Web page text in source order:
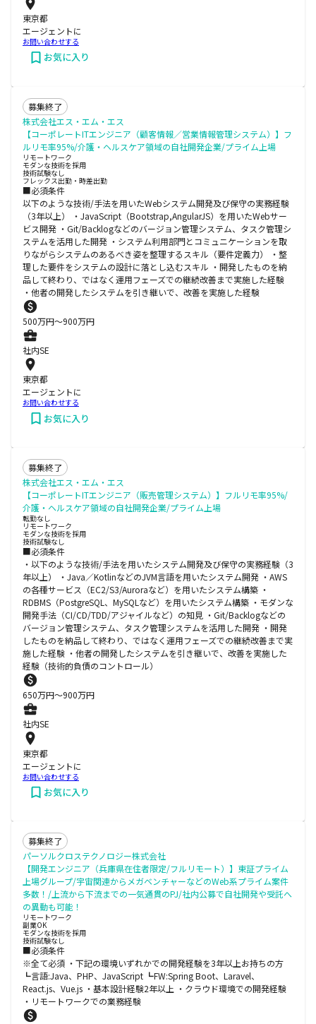
東京都
エージェントに
お問い合わせする
お気に入り
募集終了
株式会社エス・エム・エス
【コーポレートITエンジニア（顧客情報／営業情報管理システム）】フ
ルリモ率95%/介護・ヘルスケア領域の自社開発企業/プライム上場
リモートワーク
モダンな技術を採用
技術試験なし
フレックス出勤・時差出勤
■必須条件
以下のような技術/手法を用いたWebシステム開発及び保守の実務経験
（3年以上） ・JavaScript（Bootstrap,AngularJS）を用いたWebサー
ビス開発 ・Git/Backlogなどのバージョン管理システム、タスク管理シ
ステムを活用した開発 ・システム利用部門とコミュニケーションを取
りながらシステムのあるべき姿を整理するスキル（要件定義力） ・整
理した要件をシステムの設計に落とし込むスキル ・開発したものを納
品して終わり、ではなく運用フェーズでの継続改善まで実施した経験
・他者の開発したシステムを引き継いで、改善を実施した経験
500万円〜900万円
社内SE
東京都
エージェントに
お問い合わせする
お気に入り
募集終了
株式会社エス・エム・エス
【コーポレートITエンジニア（販売管理システム）】フルリモ率95%/
介護・ヘルスケア領域の自社開発企業/プライム上場
転勤なし
リモートワーク
モダンな技術を採用
技術試験なし
■必須条件
・以下のような技術/手法を用いたシステム開発及び保守の実務経験（3
年以上） ・Java／KotlinなどのJVM言語を用いたシステム開発 ・AWS
の各種サービス（EC2/S3/Auroraなど）を用いたシステム構築 ・
RDBMS（PostgreSQL、MySQLなど）を用いたシステム構築 ・モダンな
開発手法（CI/CD/TDD/アジャイルなど）の知見 ・Git/Backlogなどの
バージョン管理システム、タスク管理システムを活用した開発 ・開発
したものを納品して終わり、ではなく運用フェーズでの継続改善まで実
施した経験 ・他者の開発したシステムを引き継いで、改善を実施した
経験（技術的負債のコントロール）
650万円〜900万円
社内SE
東京都
エージェントに
お問い合わせする
お気に入り
募集終了
パーソルクロステクノロジー株式会社
【開発エンジニア（兵庫県在住者限定/フルリモート）】東証プライム
上場グループ/宇宙関連からメガベンチャーなどのWeb系プライム案件
多数！/上流から下流までの一気通貫のPJ/社内公募で自社開発や受託へ
の異動も可能！
リモートワーク
副業OK
モダンな技術を採用
技術試験なし
■必須条件
※全て必須 ・下記の環境いずれかでの開発経験を3年以上お持ちの方
┗言語:Java、PHP、JavaScript ┗FW:Spring Boot、Laravel、
React.js、Vue.js ・基本設計経験2年以上 ・クラウド環境での開発経験
・リモートワークでの業務経験